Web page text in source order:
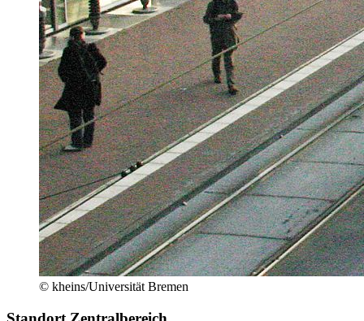
© kheins/Universität Bremen